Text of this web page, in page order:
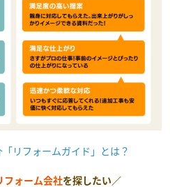
リフォームガイド」とは？
フォーム会社を探したい／